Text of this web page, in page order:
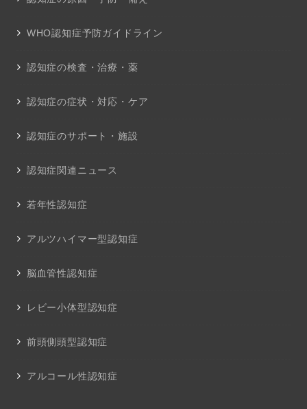
WHO認知症予防ガイドライン
認知症の検査・治療・薬
認知症の症状・対応・ケア
認知症のサポート・施設
認知症関連ニュース
若年性認知症
アルツハイマー型認知症
脳血管性認知症
レビー小体型認知症
前頭側頭型認知症
アルコール性認知症